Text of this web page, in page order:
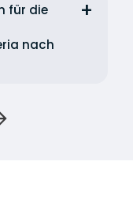
für die
nach